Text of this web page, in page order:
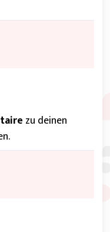
zu deinen